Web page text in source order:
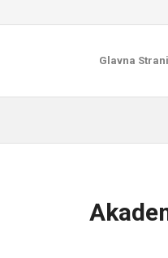
Glavna